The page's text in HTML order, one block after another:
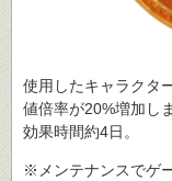
使用したキャラクタ
値倍率が20%増加し
効果時間約4日。
※メンテナンスでゲ